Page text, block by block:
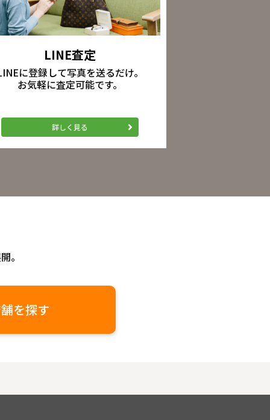
LINE査定
に登録して写真を送るだけ。
お気軽に査定可能です。
詳しく見る
。
を探す